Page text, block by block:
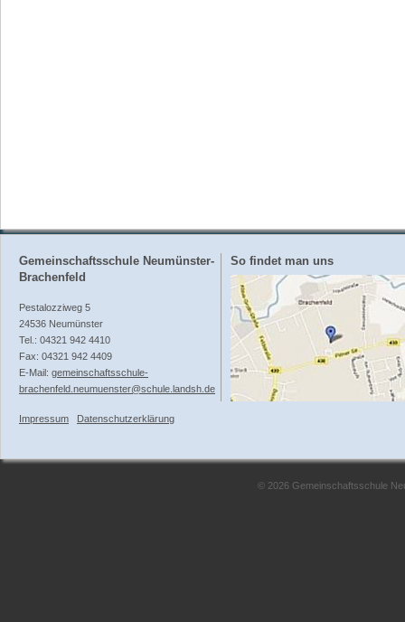
Gemeinschaftsschule Neumünster-
Brachenfeld
Pestalozziweg 5
24536 Neumünster
Tel.: 04321 942 4410
Fax: 04321 942 4409
E-Mail: gemeinschaftsschule-
brachenfeld.neumuenster@schule.landsh.de
Impressum Datenschutzerklärung
So findet man uns
© 2026 Gemeinschaftsschule